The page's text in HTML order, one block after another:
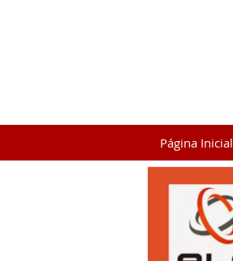
Página Inicial